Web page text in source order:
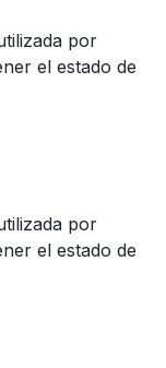
por
el estado de
por
el estado de